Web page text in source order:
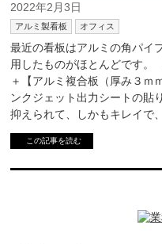
2022年2月3日
アルミ製看板 オフィス
最近の看板はアルミの角パイ
用したものがほとんどです。
＋【アルミ複合板（厚み３ｍ
ンクジェット出力シートの貼
抑えられて、しかもキレイで
この記事を読む